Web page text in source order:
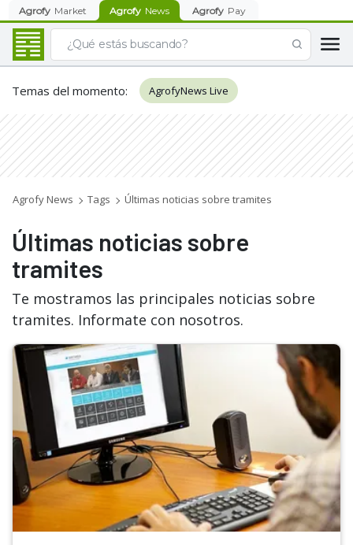
Agrofy Market Agrofy News Agrofy Pay
Temas del momento: AgrofyNews Live
Agrofy News Tags Últimas noticias sobre tramites
Últimas noticias sobre
tramites
Te mostramos las principales noticias sobre
tramites. Informate con nosotros.